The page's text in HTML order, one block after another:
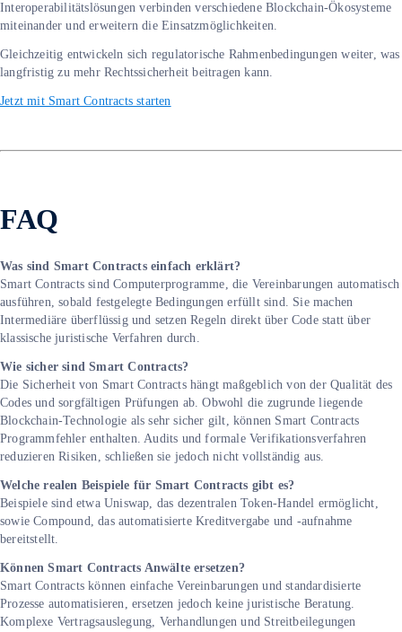
Interoperabilitätslösungen verbinden verschiedene Blockchain-Ökosysteme
miteinander und erweitern die Einsatzmöglichkeiten.
Gleichzeitig entwickeln sich regulatorische Rahmenbedingungen weiter, was
langfristig zu mehr Rechtssicherheit beitragen kann.
Jetzt mit Smart Contracts starten
FAQ
Was sind Smart Contracts einfach erklärt?
Smart Contracts sind Computerprogramme, die Vereinbarungen automatisch
ausführen, sobald festgelegte Bedingungen erfüllt sind. Sie machen
Intermediäre überflüssig und setzen Regeln direkt über Code statt über
klassische juristische Verfahren durch.
Wie sicher sind Smart Contracts?
Die Sicherheit von Smart Contracts hängt maßgeblich von der Qualität des
Codes und sorgfältigen Prüfungen ab. Obwohl die zugrunde liegende
Blockchain-Technologie als sehr sicher gilt, können Smart Contracts
Programmfehler enthalten. Audits und formale Verifikationsverfahren
reduzieren Risiken, schließen sie jedoch nicht vollständig aus.
Welche realen Beispiele für Smart Contracts gibt es?
Beispiele sind etwa Uniswap, das dezentralen Token-Handel ermöglicht,
sowie Compound, das automatisierte Kreditvergabe und -aufnahme
bereitstellt.
Können Smart Contracts Anwälte ersetzen?
Smart Contracts können einfache Vereinbarungen und standardisierte
Prozesse automatisieren, ersetzen jedoch keine juristische Beratung.
Komplexe Vertragsauslegung, Verhandlungen und Streitbeilegungen